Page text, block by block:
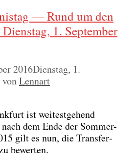
— Rund um den
1. September
2016Dienstag, 1.
vonLennart
ist wei­test­ge­hend
dem Ende der Som­mer-
gilt es nun, die Trans­fer­
bewer­ten.